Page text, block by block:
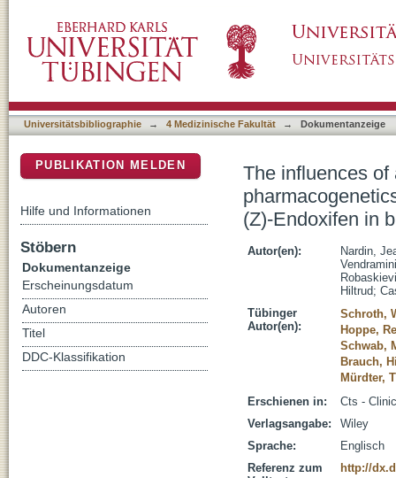
concentrations of the active metabolite (Z)-
Universitätsbibliographie → 4 Medizinische Fakultät → Dokumentanzeige
The influences
(Z)-Endoxifen in
Autor(en):
Nardin,
Hiltrud;
Tübinger
Autor(en):
Schroth,
Hoppe,
Schwab,
Brauch,
Mürdter,
Erschienen in:
Cts -
Verlagsangabe:
Wiley
Sprache:
Englisch
Referenz zum
http://
PUBLIKATION MELDEN
Hilfe und Informationen
Stöbern
Dokumentanzeige
Erscheinungsdatum
Autoren
Titel
DDC-Klassifikation